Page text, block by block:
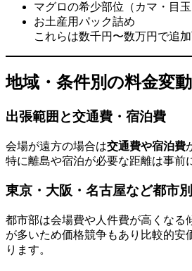
マグロの希少部位（カマ・目
お土産用パック詰め
これらは数千円〜数万円で追加
地域・条件別の料金変動
出張範囲と交通費・宿泊費
会場が遠方の場合は交通費や宿泊費
特に離島や宿泊が必要な距離は事前
東京・大阪・名古屋など都市
都市部は会場費や人件費が高くなる
が多いため価格競争もあり比較的安
ります。